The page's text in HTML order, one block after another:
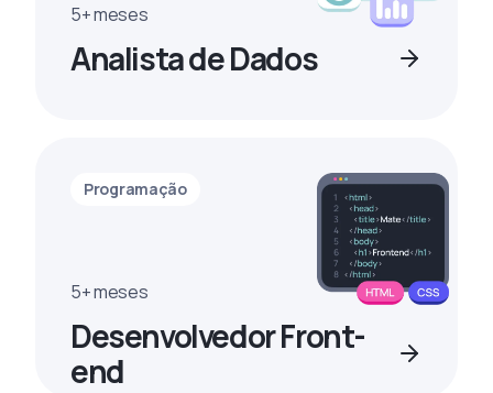
5+ meses
Analista de Dados
Programação
5+ meses
Desenvolvedor Front-
end